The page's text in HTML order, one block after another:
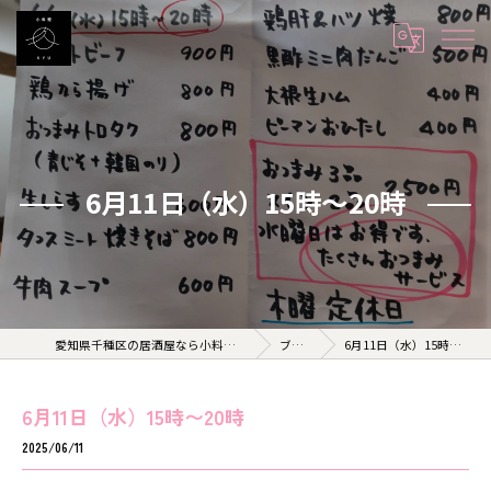
6月11日（水）15時〜20時
愛知県千種区の居酒屋なら小料理 久 KYU ブログ 6月11日（水）15時〜20時
6月11日（水）15時〜20時
2025/06/11